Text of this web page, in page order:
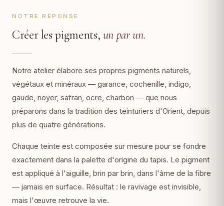
NOTRE RÉPONSE
Créer les pigments, un par un.
Notre atelier élabore ses propres pigments naturels,
végétaux et minéraux — garance, cochenille, indigo,
gaude, noyer, safran, ocre, charbon — que nous
préparons dans la tradition des teinturiers d'Orient, depuis
plus de quatre générations.
Chaque teinte est composée sur mesure pour se fondre
exactement dans la palette d'origine du tapis. Le pigment
est appliqué à l'aiguille, brin par brin, dans l'âme de la fibre
— jamais en surface. Résultat : le ravivage est invisible,
mais l'œuvre retrouve la vie.